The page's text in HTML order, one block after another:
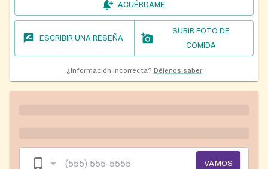
ACUÉRDAME
ESCRIBIR UNA RESEÑA
SUBIR FOTO DE
COMIDA
¿Información incorrecta? Déjenos saber
VAMOS